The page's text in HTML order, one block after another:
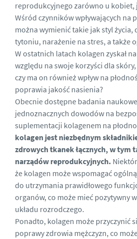
reprodukcyjnego zarówno u kobiet,
Wśród czynników wpływających na
można wymienić takie jak styl życia,
tytoniu, narażenie na stres, a także
W ostatnich latach kolagen zyskał
względu na swoje korzyści dla
czy ma on również wpływ na
poprawia jakość nasienia?
Obecnie dostępne badania
jednoznacznych dowodów na
suplementacji kolagenem na
kolagen jest niezbędnym
zdrowych tkanek łącznych, w tym
narządów reprodukcyjnych.
że kolagen może wspomagać
do utrzymania prawidłowego
organów, co może mieć pozytywny
układu rozrodczego.
Ponadto, kolagen może przyczynić
poprawy zdrowia mężczyzn, co